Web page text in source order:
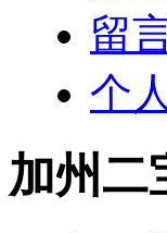
留
个
加州二